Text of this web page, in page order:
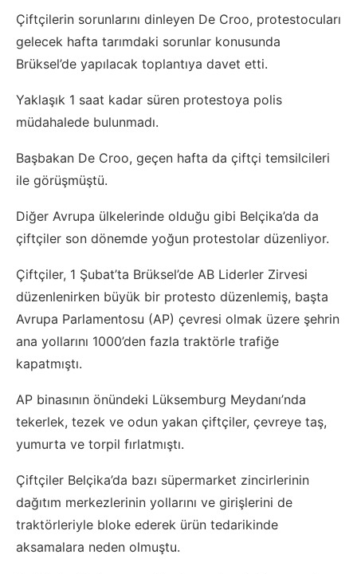
Çiftçilerin sorunlarını dinleyen De Croo, protestocuları
gelecek hafta tarımdaki sorunlar konusunda
Brüksel’de yapılacak toplantıya davet etti.
Yaklaşık 1 saat kadar süren protestoya polis
müdahalede bulunmadı.
Başbakan De Croo, geçen hafta da çiftçi temsilcileri
ile görüşmüştü.
Diğer Avrupa ülkelerinde olduğu gibi Belçika’da da
çiftçiler son dönemde yoğun protestolar düzenliyor.
Çiftçiler, 1 Şubat’ta Brüksel’de AB Liderler Zirvesi
düzenlenirken büyük bir protesto düzenlemiş, başta
Avrupa Parlamentosu (AP) çevresi olmak üzere şehrin
ana yollarını 1000’den fazla traktörle trafiğe
kapatmıştı.
AP binasının önündeki Lüksemburg Meydanı’nda
tekerlek, tezek ve odun yakan çiftçiler, çevreye taş,
yumurta ve torpil fırlatmıştı.
Çiftçiler Belçika’da bazı süpermarket zincirlerinin
dağıtım merkezlerinin yollarını ve girişlerini de
traktörleriyle bloke ederek ürün tedarikinde
aksamalara neden olmuştu.